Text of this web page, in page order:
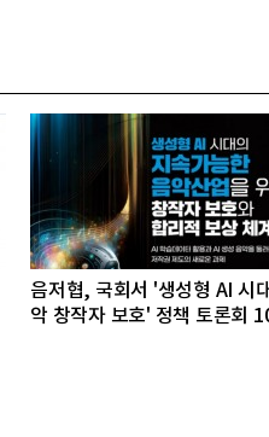
음저협, 국회서 '생성형 AI 시
악 창작자 보호' 정책 토론회